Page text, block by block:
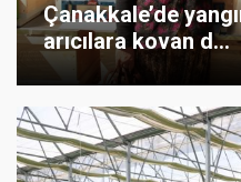
Çanakkale’de
arıcılara kovan d...